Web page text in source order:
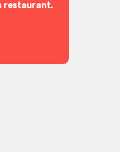
restaurant.